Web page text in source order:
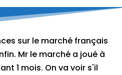
sur le marché français
Mr le marché a joué à
1 mois. On va voir s'il